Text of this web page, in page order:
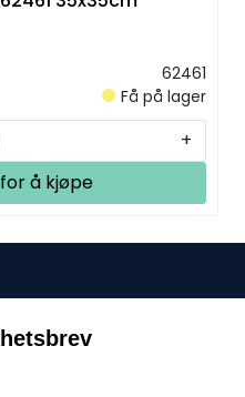
62461
Få på lager
+
å kjøpe